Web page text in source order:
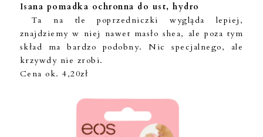
Isana pomadka ochronna do ust, hydro
Ta na tle poprzedniczki wygląda lepiej,
znajdziemy w niej nawet masło shea, ale poza tym
skład ma bardzo podobny. Nic specjalnego, ale
krzywdy nie zrobi.
Cena ok. 4,20zł